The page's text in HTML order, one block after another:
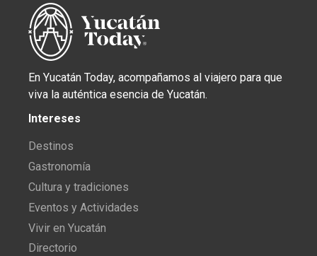
En Yucatán Today, acompañamos al viajero para que
viva la auténtica esencia de Yucatán.
Intereses
Destinos
Gastronomía
Cultura y tradiciones
Eventos y Actividades
Vivir en Yucatán
Directorio